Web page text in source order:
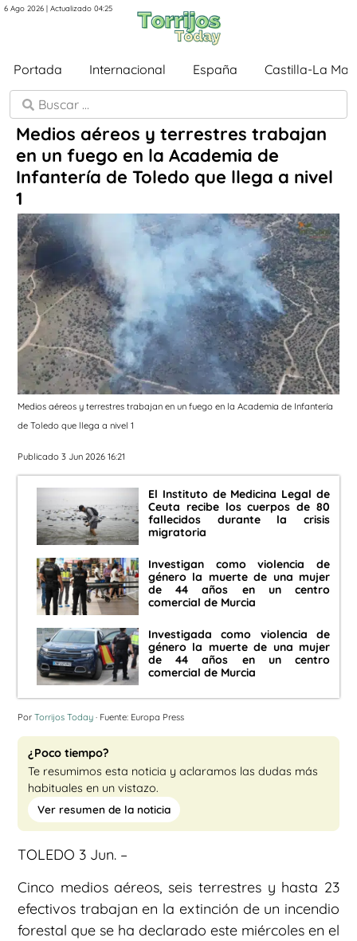
6 Ago 2026 | Actualizado 04:25
Portada Internacional España Castilla-La
Medios aéreos y terrestres trabajan
en un fuego en la Academia de
Infantería de Toledo que llega a nivel
1
Medios aéreos y terrestres trabajan en un fuego en la Academia de Infantería
de Toledo que llega a nivel 1
Publicado 3 Jun 2026 16:21
El Instituto de Medicina Legal de
Ceuta recibe los cuerpos de 80
fallecidos durante la crisis
migratoria
Investigan como violencia de
género la muerte de una mujer
de 44 años en un centro
comercial de Murcia
Investigada como violencia de
género la muerte de una mujer
de 44 años en un centro
comercial de Murcia
Por Torrijos Today · Fuente: Europa Press
¿Poco tiempo?
Te resumimos esta noticia y aclaramos las dudas más
habituales en un vistazo.
Ver resumen de la noticia
TOLEDO 3 Jun. –
Cinco medios aéreos, seis terrestres y hasta 23
efectivos trabajan en la extinción de un incendio
forestal que se ha declarado este miércoles en el